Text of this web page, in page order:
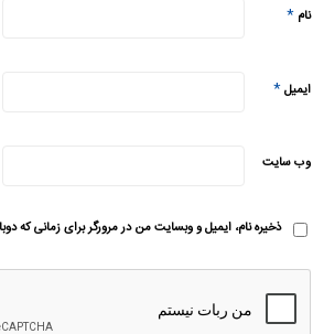
نام *
ایمیل*
وب‌ سایت
ذخیره نام، ایمیل و وبسایت من در مرورگر برای زمانی که